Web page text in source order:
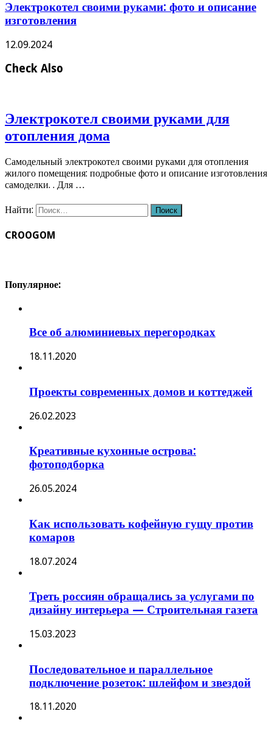
Электрокотел своими руками: фото и описание
изготовления
12.09.2024
Check Also
Электрокотел своими руками для
отопления дома
Самодельный электрокотел своими руками для отопления
жилого помещения: подробные фото и описание изготовления
самоделки. . Для …
Найти:
CROOGOM
Популярное:
Все об алюминиевых перегородках
18.11.2020
Проекты современных домов и коттеджей
26.02.2023
Креативные кухонные острова:
фотоподборка
26.05.2024
Как использовать кофейную гущу против
комаров
18.07.2024
Треть россиян обращались за услугами по
дизайну интерьера — Строительная газета
15.03.2023
Последовательное и параллельное
подключение розеток: шлейфом и звездой
18.11.2020